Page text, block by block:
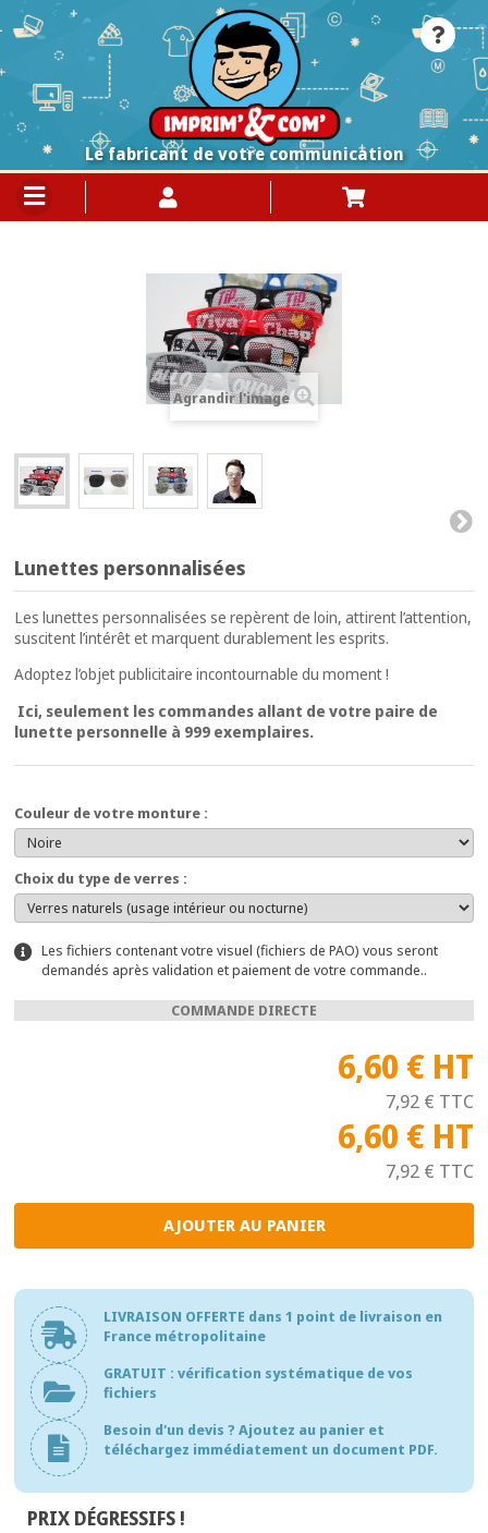
Le fabricant de votre communication
Agrandir l'image
Lunettes personnalisées
Les lunettes personnalisées se repèrent de loin, attirent l’attention,
suscitent l’intérêt et marquent durablement les esprits.
Adoptez l’objet publicitaire incontournable du moment !
Ici, seulement les commandes allant de votre paire de
lunette personnelle à 999 exemplaires.
Couleur de votre monture :
Choix du type de verres :
Les fichiers contenant votre visuel (fichiers de PAO) vous seront
demandés après validation et paiement de votre commande..
COMMANDE DIRECTE
6,60 € HT
7,92 € TTC
6,60 € HT
7,92 € TTC
LIVRAISON OFFERTE dans 1 point de livraison en
France métropolitaine
GRATUIT : vérification systématique de vos
fichiers
Besoin d'un devis ? Ajoutez au panier et
téléchargez immédiatement un document PDF.
PRIX DÉGRESSIFS !